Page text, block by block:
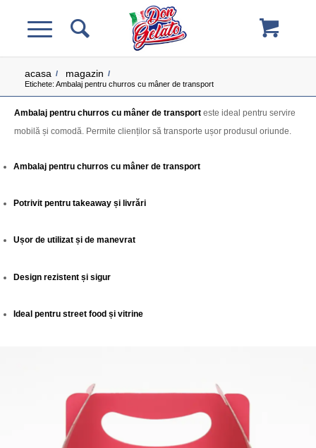
acasa / magazin /
Etichete: Ambalaj pentru churros cu mâner de transport
Ambalaj pentru churros cu mâner de transport este ideal pentru servire
mobilă și comodă. Permite clienților să transporte ușor produsul oriunde.
Ambalaj pentru churros cu mâner de transport
Potrivit pentru takeaway și livrări
Ușor de utilizat și de manevrat
Design rezistent și sigur
Ideal pentru street food și vitrine